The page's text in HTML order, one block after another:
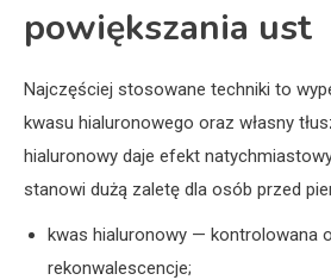
powiększania ust
Najczęściej stosowane techniki to
kwasu hialuronowego oraz własny
hialuronowy daje efekt
stanowi dużą zaletę dla osób przed
kwas hialuronowy — kontrolowana
rekonwalescencje;